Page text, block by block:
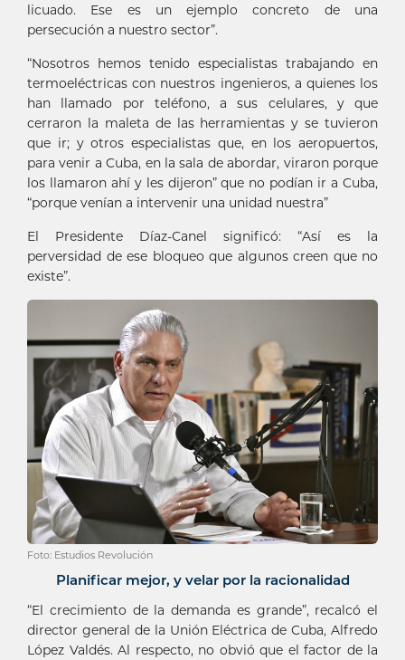
licuado. Ese es un ejemplo concreto de una
persecución a nuestro sector”.
“Nosotros hemos tenido especialistas trabajando en
termoeléctricas con nuestros ingenieros, a quienes los
han llamado por teléfono, a sus celulares, y que
cerraron la maleta de las herramientas y se tuvieron
que ir; y otros especialistas que, en los aeropuertos,
para venir a Cuba, en la sala de abordar, viraron porque
los llamaron ahí y les dijeron” que no podían ir a Cuba,
“porque venían a intervenir una unidad nuestra”
El Presidente Díaz-Canel significó: “Así es la
perversidad de ese bloqueo que algunos creen que no
existe”.
Foto: Estudios Revolución
Planificar mejor, y velar por la racionalidad
“El crecimiento de la demanda es grande”, recalcó el
director general de la Unión Eléctrica de Cuba, Alfredo
López Valdés. Al respecto, no obvió que el factor de la